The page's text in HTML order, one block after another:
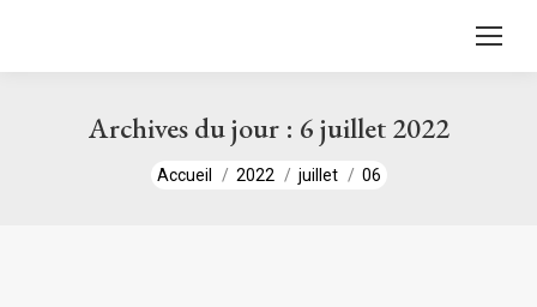
Archives du jour : 6 juillet 2022
Vous êtes ici :
Accueil 2022 juillet 06